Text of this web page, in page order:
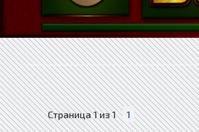
Страница1из1 1